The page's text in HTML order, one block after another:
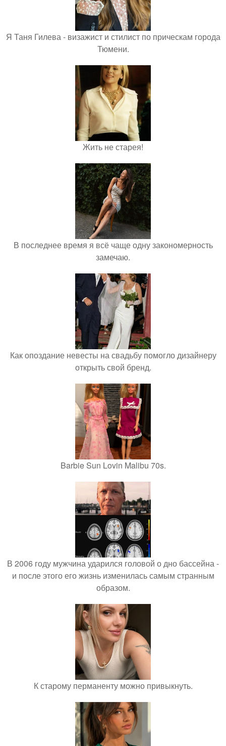
Я Таня Гилева - визажист и стилист по прическам города
Тюмени.
Жить не старея!
В последнее время я всё чаще одну закономерность
замечаю.
Как опоздание невесты на свадьбу помогло дизайнеру
открыть свой бренд.
Barbie Sun Lovin Malibu 70s.
В 2006 году мужчина ударился головой о дно бассейна -
и после этого его жизнь изменилась самым странным
образом.
К старому перманенту можно привыкнуть.